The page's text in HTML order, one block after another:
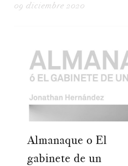
09 diciembre 2020
Almanaque o El
gabinete de un